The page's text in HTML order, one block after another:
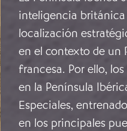
inteligencia británica
localización
en el contexto de un
francesa. Por ello,
en la Península
Especiales,
en los principales